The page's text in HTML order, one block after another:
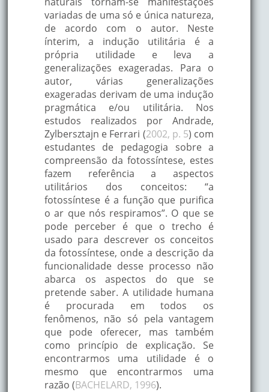
variadas de uma só e única natureza,
de acordo com o autor. Neste
ínterim, a indução utilitária é a
própria utilidade e leva a
generalizações exageradas. Para o
autor, várias generalizações
exageradas derivam de uma indução
pragmática e/ou utilitária. Nos
estudos realizados por Andrade,
Zylbersztajn e Ferrari (2002, p. 5) com
estudantes de pedagogia sobre a
compreensão da fotossíntese, estes
fazem referência a aspectos
utilitários dos conceitos: “a
fotossíntese é a função que purifica
o ar que nós respiramos”. O que se
pode perceber é que o trecho é
usado para descrever os conceitos
da fotossíntese, onde a descrição da
funcionalidade desse processo não
abarca os aspectos do que se
pretende saber. A utilidade humana
é procurada em todos os
fenômenos, não só pela vantagem
que pode oferecer, mas também
como princípio de explicação. Se
encontrarmos uma utilidade é o
mesmo que encontrarmos uma
razão (BACHELARD, 1996).